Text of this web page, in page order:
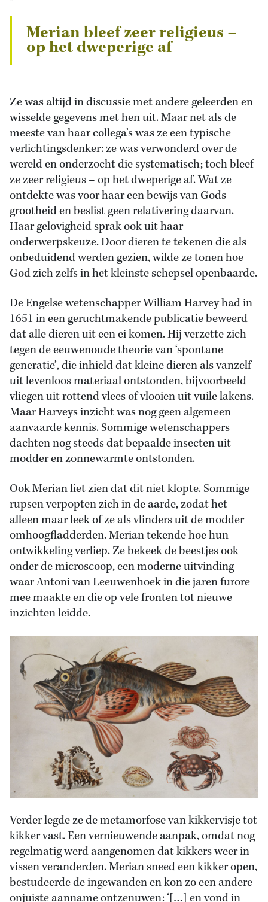
Merian bleef zeer religieus –
op het dweperige af
Ze was altijd in discussie met andere geleerden en
wisselde gegevens met hen uit. Maar net als de
meeste van haar collega’s was ze een typische
verlichtingsdenker: ze was verwonderd over de
wereld en onderzocht die systematisch; toch bleef
ze zeer religieus – op het dweperige af. Wat ze
ontdekte was voor haar een bewijs van Gods
grootheid en beslist geen relativering daarvan.
Haar gelovigheid sprak ook uit haar
onderwerpskeuze. Door dieren te tekenen die als
onbeduidend werden gezien, wilde ze tonen hoe
God zich zelfs in het kleinste schepsel openbaarde.
De Engelse wetenschapper William Harvey had in
1651 in een geruchtmakende publicatie beweerd
dat alle dieren uit een ei komen. Hij verzette zich
tegen de eeuwenoude theorie van ‘spontane
generatie’, die inhield dat kleine dieren als vanzelf
uit levenloos materiaal ontstonden, bijvoorbeeld
vliegen uit rottend vlees of vlooien uit vuile lakens.
Maar Harveys inzicht was nog geen algemeen
aanvaarde kennis. Sommige wetenschappers
dachten nog steeds dat bepaalde insecten uit
modder en zonnewarmte ontstonden.
Ook Merian liet zien dat dit niet klopte. Sommige
rupsen verpopten zich in de aarde, zodat het
alleen maar leek of ze als vlinders uit de modder
omhoogfladderden. Merian tekende hoe hun
ontwikkeling verliep. Ze bekeek de beestjes ook
onder de microscoop, een moderne uitvinding
waar Antoni van Leeuwenhoek in die jaren furore
mee maakte en die op vele fronten tot nieuwe
inzichten leidde.
Verder legde ze de metamorfose van kikkervisje tot
kikker vast. Een vernieuwende aanpak, omdat nog
regelmatig werd aangenomen dat kikkers weer in
vissen veranderden. Merian sneed een kikker open,
bestudeerde de ingewanden en kon zo een andere
onjuiste aanname ontzenuwen: ‘[…] en vond in